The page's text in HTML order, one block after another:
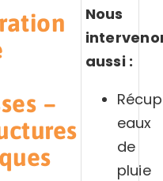
–
Nous
aussi :
eaux
de
pluie